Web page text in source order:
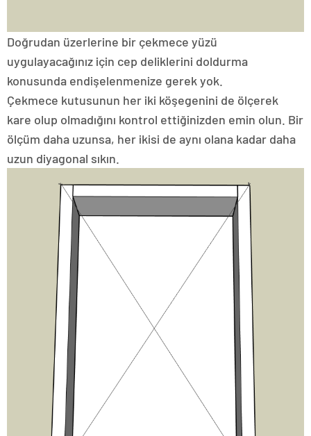
Doğrudan üzerlerine bir çekmece yüzü
uygulayacağınız için cep deliklerini doldurma
konusunda endişelenmenize gerek yok.
Çekmece kutusunun her iki köşegenini de ölçerek
kare olup olmadığını kontrol ettiğinizden emin olun. Bir
ölçüm daha uzunsa, her ikisi de aynı olana kadar daha
uzun diyagonal sıkın.